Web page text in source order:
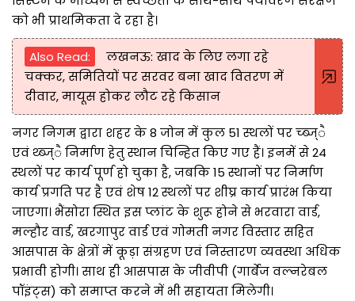
को भी प्राथमिकता दे रहा है।
Also Read:
लखनऊ: खाद के लिए लगा रहे
चक्कर, समितियों पर सरवर बना खाद वितरण में
दीवार, मायूस होकर लौट रहे किसान
नगर निगम द्वारा शहर के 8 जोन में कुल 51 स्थलों पर च्ब्ज्ै
एवं थ्ब्ज्ै निर्माण हेतु स्थान चिन्हित किए गए हैं। इनमें से 24
स्थलों पर कार्य पूर्ण हो चुका है, जबकि 15 स्थानों पर निर्माण
कार्य प्रगति पर है एवं शेष 12 स्थलों पर शीघ्र कार्य प्रारंभ किया
जाएगा। भैंसोरा स्थित इस प्लांट के शुरू होने से भरवारा वार्ड,
मल्हौर वार्ड, खरगापुर वार्ड एवं गोमती नगर विस्तार सहित
आसपास के क्षेत्रों में कूड़ा संग्रहण एवं निस्तारण व्यवस्था अधिक
प्रभावी होगी। साथ ही आसपास के जीवीपी (गार्बेज वल्नरेबल
पॉइंट्स) को समाप्त करने में भी सहायता मिलेगी।